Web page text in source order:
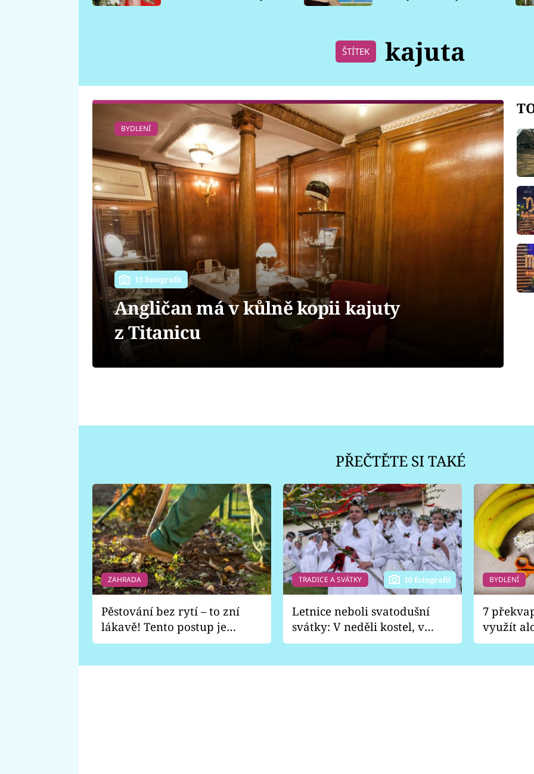
ŠTÍTEK kajuta
BYDLENÍ
13 fotografií
Angličan má v kůlně kopii kajuty
z Titanicu
PŘEČTĚTE SI TAKÉ
ZAHRADA
Pěstování bez rytí – to zní
lákavě! Tento postup je
vhodný jen pro některé
TRADICE A SVÁTKY 10 fotografií
Letnice neboli svatodušní
svátky: V neděli kostel, v
pondělí zábava
BYDLENÍ
7
využít